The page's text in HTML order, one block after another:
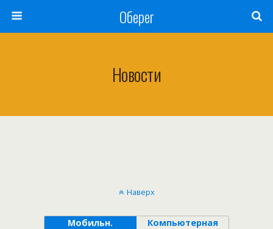
Оберег
Новости
Наверх
Мобильн. Компьютерная